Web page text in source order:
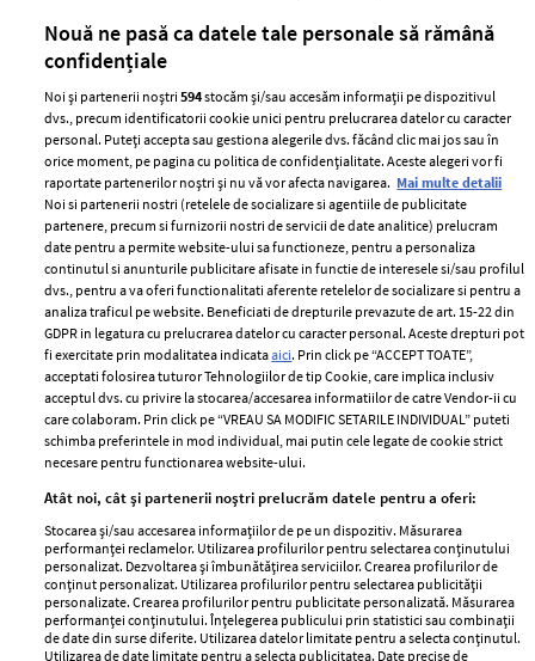
ELLE Style Awards
2024
Despre ELLE
Romania
Contact
Abonamente
Termeni si conditii
Politica de
confidențialitate
Politica de cookies
Publicitate
GSP
Unica
Baby
Retete
femei
Viva
Avantaje
Retete practice
Nouă ne pasă ca datele tale personale să rămână
confidențiale
Noi și partenerii noștri594stocăm și/sau accesăm informații pe dispozitivul
dvs., precum identificatorii cookie unici pentru prelucrarea datelor cu caracter
personal. Puteți accepta sau gestiona alegerile dvs. făcând clic mai jos sau în
orice moment, pe pagina cu politica de confidențialitate. Aceste alegeri vor fi
raportate partenerilor noștri și nu vă vor afecta navigarea. Mai multe detalii
Noi si partenerii nostri (retelele de socializare si agentiile de publicitate
partenere, precum si furnizorii nostri de servicii de date analitice) prelucram
date pentru a permite website-ului sa functioneze, pentru a personaliza
continutul si anunturile publicitare afisate in functie de interesele si/sau profilul
dvs., pentru a va oferi functionalitati aferente retelelor de socializare si pentru a
analiza traficul pe website. Beneficiati de drepturile prevazute de art. 15-22 din
GDPR in legatura cu prelucrarea datelor cu caracter personal. Aceste drepturi pot
fi exercitate prin modalitatea indicataaici. Prin click pe “ACCEPT TOATE”,
acceptati folosirea tuturor Tehnologiilor de tip Cookie, care implica inclusiv
acceptul dvs. cu privire la stocarea/accesarea informatiilor de catre Vendor-ii cu
care colaboram. Prin click pe “VREAU SA MODIFIC SETARILE INDIVIDUAL” puteti
schimba preferintele in mod individual, mai putin cele legate de cookie strict
necesare pentru functionarea website-ului.
Atât noi, cât și partenerii noștri prelucrăm datele pentru a oferi:
Stocarea și/sau accesarea informațiilor de pe un dispozitiv. Măsurarea
performanței reclamelor. Utilizarea profilurilor pentru selectarea conținutului
personalizat. Dezvoltarea și îmbunătățirea serviciilor. Crearea profilurilor de
conținut personalizat. Utilizarea profilurilor pentru selectarea publicității
personalizate. Crearea profilurilor pentru publicitate personalizată. Măsurarea
performanței conținutului. Înțelegerea publicului prin statistici sau combinații
de date din surse diferite. Utilizarea datelor limitate pentru a selecta conținutul.
Utilizarea de date limitate pentru a selecta publicitatea. Date precise de